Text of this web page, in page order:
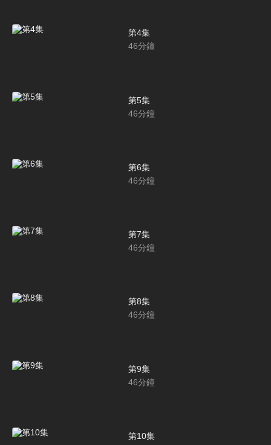
第4集
46分鐘
第5集
46分鐘
第6集
46分鐘
第7集
46分鐘
第8集
46分鐘
第9集
46分鐘
第10集